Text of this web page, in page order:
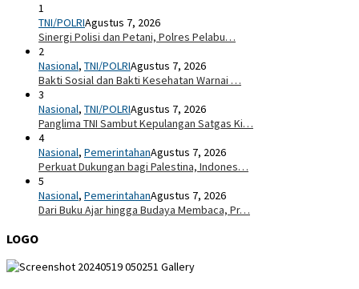
1
TNI/POLRIAgustus 7, 2026
Sinergi Polisi dan Petani, Polres Pelabu…
2
Nasional, TNI/POLRIAgustus 7, 2026
Bakti Sosial dan Bakti Kesehatan Warnai …
3
Nasional, TNI/POLRIAgustus 7, 2026
Panglima TNI Sambut Kepulangan Satgas Ki…
4
Nasional, PemerintahanAgustus 7, 2026
Perkuat Dukungan bagi Palestina, Indones…
5
Nasional, PemerintahanAgustus 7, 2026
Dari Buku Ajar hingga Budaya Membaca, Pr…
LOGO